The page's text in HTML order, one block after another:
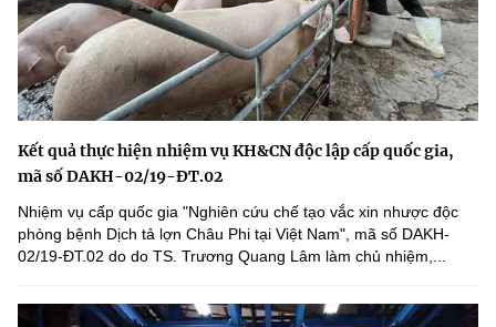
Kết quả thực hiện nhiệm vụ KH&CN độc lập cấp quốc gia,
mã số DAKH-02/19-ĐT.02
Nhiệm vụ cấp quốc gia "Nghiên cứu chế tạo vắc xin nhược độc
phòng bệnh Dịch tả lợn Châu Phi tại Việt Nam", mã số DAKH-
02/19-ĐT.02 do do TS. Trương Quang Lâm làm chủ nhiệm,...